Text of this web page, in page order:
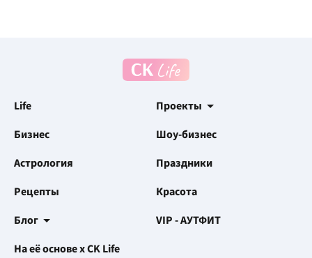
Life
Проекты
Бизнес
Шоу-бизнес
Астрология
Праздники
Рецепты
Красота
Блог
VIP - АУТФИТ
На её основе x CK Life